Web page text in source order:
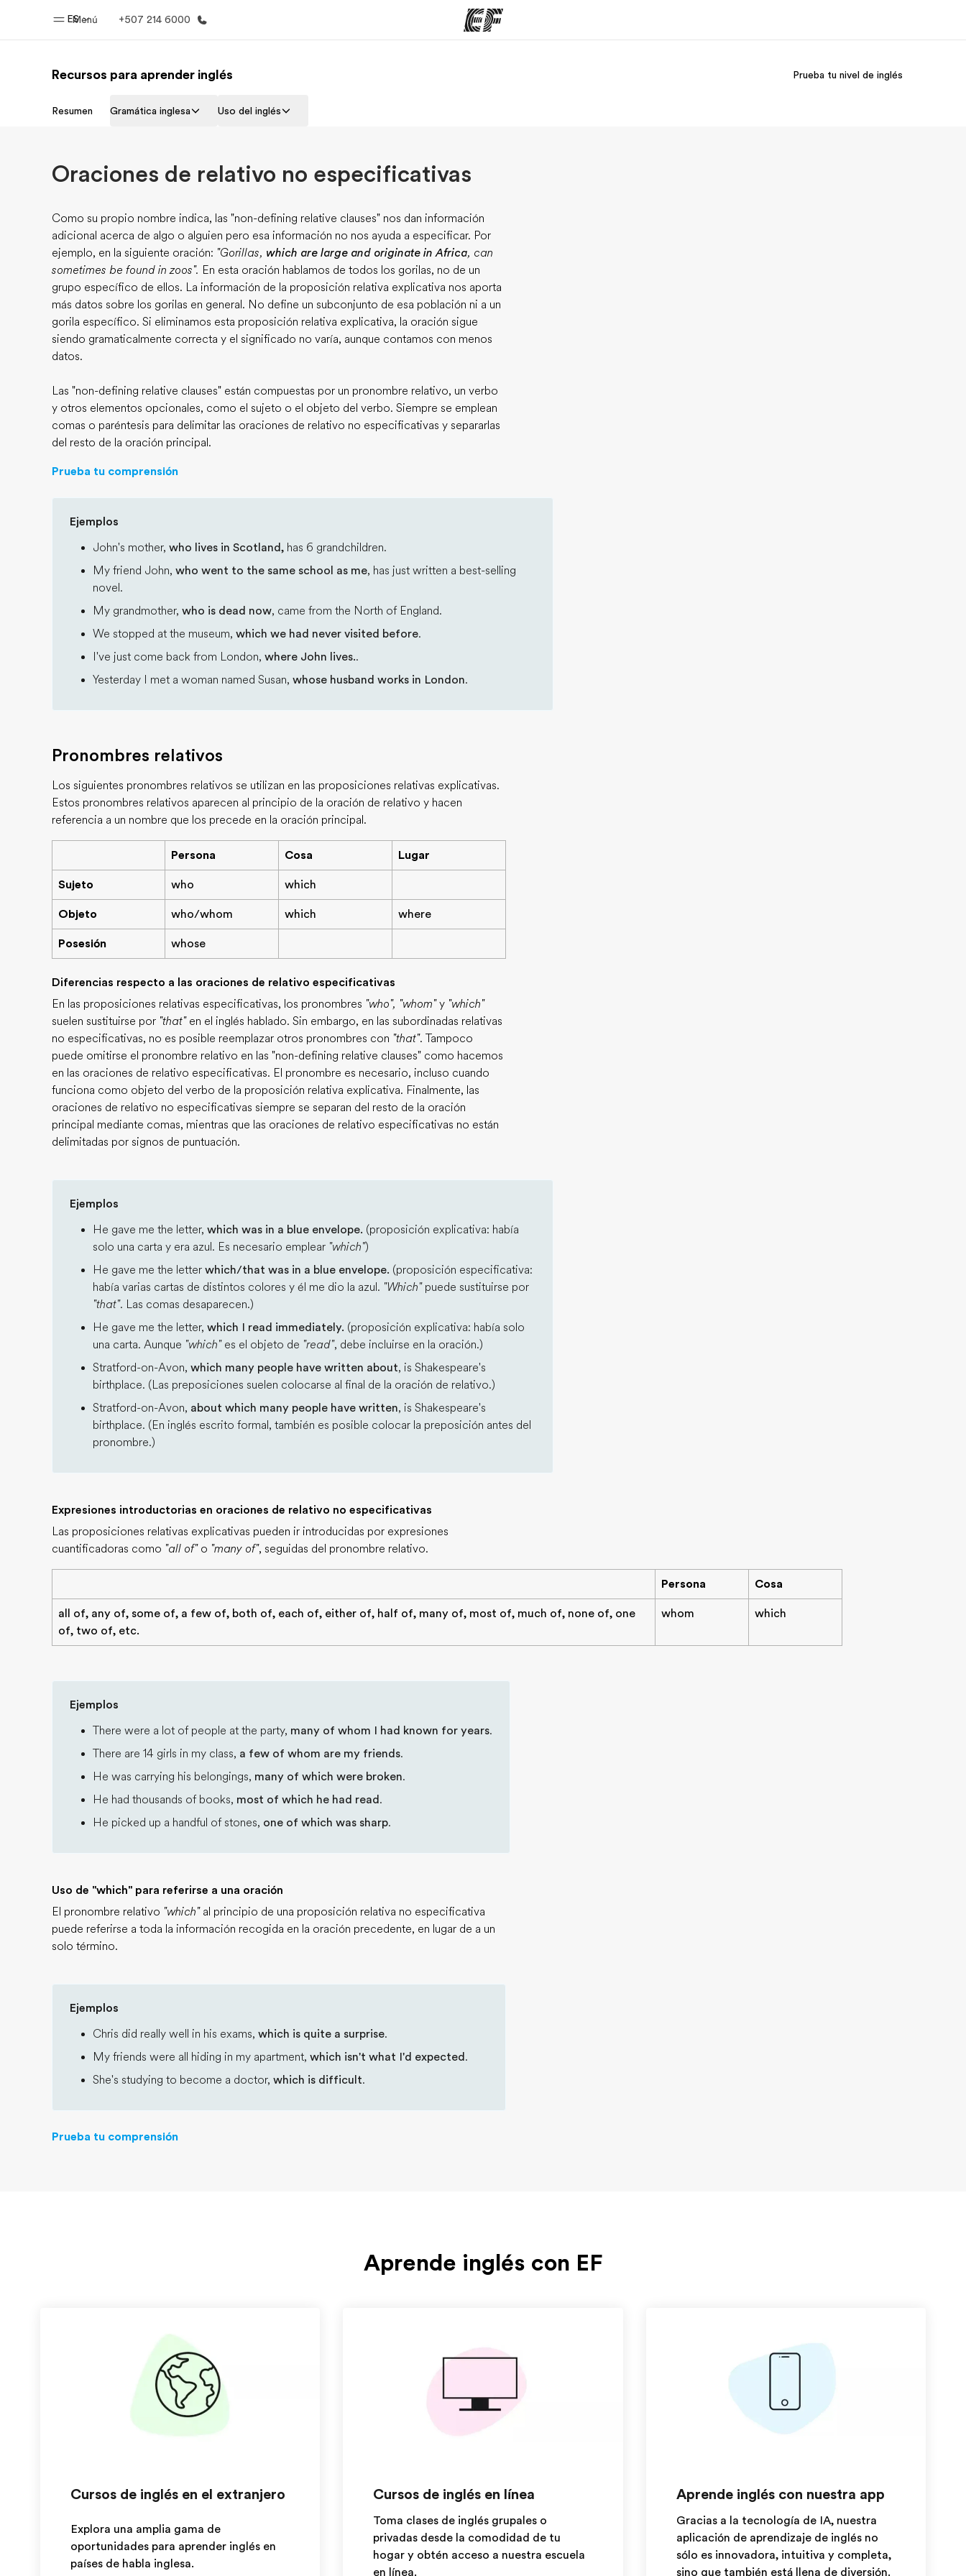
Menú
ES +507 214 6000
Inicio
Recursos para aprender inglés Prueba tu nivel de inglés
Resumen Gramática inglesa Uso del inglés
Oraciones de relativo no especificativas
Como su propio nombre indica, las "non-defining relative clauses" nos dan información
adicional acerca de algo o alguien pero esa información no nos ayuda a especificar. Por
ejemplo, en la siguiente oración: "Gorillas, which are large and originate in Africa, can
sometimes be found in zoos". En esta oración hablamos de todos los gorilas, no de un
grupo específico de ellos. La información de la proposición relativa explicativa nos aporta
más datos sobre los gorilas en general. No define un subconjunto de esa población ni a un
gorila específico. Si eliminamos esta proposición relativa explicativa, la oración sigue
siendo gramaticalmente correcta y el significado no varía, aunque contamos con menos
datos.
Las "non-defining relative clauses" están compuestas por un pronombre relativo, un verbo
y otros elementos opcionales, como el sujeto o el objeto del verbo. Siempre se emplean
comas o paréntesis para delimitar las oraciones de relativo no especificativas y separarlas
del resto de la oración principal.
Prueba tu comprensión
Ejemplos
John's mother, who lives in Scotland, has 6 grandchildren.
My friend John, who went to the same school as me, has just written a best-selling
novel.
My grandmother, who is dead now, came from the North of England.
We stopped at the museum, which we had never visited before.
I've just come back from London, where John lives..
Yesterday I met a woman named Susan, whose husband works in London.
Pronombres relativos
Los siguientes pronombres relativos se utilizan en las proposiciones relativas explicativas.
Estos pronombres relativos aparecen al principio de la oración de relativo y hacen
referencia a un nombre que los precede en la oración principal.
Persona Cosa Lugar
Sujeto who which
Objeto who/whom which where
Posesión whose
Diferencias respecto a las oraciones de relativo especificativas
En las proposiciones relativas especificativas, los pronombres "who", "whom"y "which"
suelen sustituirse por "that"en el inglés hablado. Sin embargo, en las subordinadas relativas
no especificativas, no es posible reemplazar otros pronombres con "that". Tampoco
puede omitirse el pronombre relativo en las "non-defining relative clauses" como hacemos
en las oraciones de relativo especificativas. El pronombre es necesario, incluso cuando
funciona como objeto del verbo de la proposición relativa explicativa. Finalmente, las
oraciones de relativo no especificativas siempre se separan del resto de la oración
principal mediante comas, mientras que las oraciones de relativo especificativas no están
delimitadas por signos de puntuación.
Ejemplos
He gave me the letter, which was in a blue envelope. (proposición explicativa: había
solo una carta y era azul. Es necesario emplear "which")
He gave me the letter which/that was in a blue envelope. (proposición especificativa:
había varias cartas de distintos colores y él me dio la azul. "Which"puede sustituirse por
"that". Las comas desaparecen.)
He gave me the letter, which I read immediately. (proposición explicativa: había solo
una carta. Aunque "which"es el objeto de "read", debe incluirse en la oración.)
Stratford-on-Avon, which many people have written about, is Shakespeare's
birthplace. (Las preposiciones suelen colocarse al final de la oración de relativo.)
Stratford-on-Avon, about which many people have written, is Shakespeare's
birthplace. (En inglés escrito formal, también es posible colocar la preposición antes del
pronombre.)
Expresiones introductorias en oraciones de relativo no especificativas
Las proposiciones relativas explicativas pueden ir introducidas por expresiones
cuantificadoras como "all of"o "many of", seguidas del pronombre relativo.
Persona Cosa
all of, any of, some of, a few of, both of, each of, either of, half of, many of, most of, much of, none of, one
of, two of, etc.
whom which
Ejemplos
There were a lot of people at the party, many of whom I had known for years.
There are 14 girls in my class, a few of whom are my friends.
He was carrying his belongings, many of which were broken.
He had thousands of books, most of which he had read .
He picked up a handful of stones, one of which was sharp.
Uso de "which" para referirse a una oración
El pronombre relativo "which"al principio de una proposición relativa no especificativa
puede referirse a toda la información recogida en la oración precedente, en lugar de a un
solo término.
Ejemplos
Chris did really well in his exams, which is quite a surprise.
My friends were all hiding in my apartment, which isn't what I'd expected .
She's studying to become a doctor, which is difficult.
Prueba tu comprensión
Aprende inglés con EF
Cursos de inglés en el extranjero
Explora una amplia gama de
oportunidades para aprender inglés en
países de habla inglesa.
Cursos de inglés en línea
Toma clases de inglés grupales o
privadas desde la comodidad de tu
hogar y obtén acceso a nuestra escuela
en línea.
Aprende inglés con nuestra app
Gracias a la tecnología de IA, nuestra
aplicación de aprendizaje de inglés no
sólo es innovadora, intuitiva y completa,
sino que también está llena de diversión.